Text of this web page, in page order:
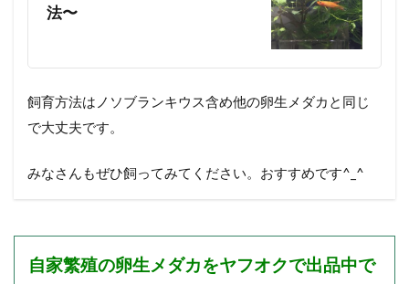
法〜
飼育方法はノソブランキウス含め他の卵生メダカと同じ
で大丈夫です。
みなさんもぜひ飼ってみてください。おすすめです^_^
自家繁殖の卵生メダカをヤフオクで出品中で